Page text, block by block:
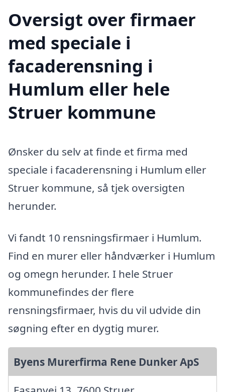
Oversigt over firmaer
med speciale i
facaderensning i
Humlum eller hele
Struer kommune
Ønsker du selv at finde et firma med
speciale i facaderensning i Humlum eller
Struer kommune, så tjek oversigten
herunder.
Vi fandt 10 rensningsfirmaer i Humlum.
Find en murer eller håndværker i Humlum
og omegn herunder. I hele Struer
kommunefindes der flere
rensningsfirmaer, hvis du vil udvide din
søgning efter en dygtig murer.
Byens Murerfirma Rene Dunker ApS